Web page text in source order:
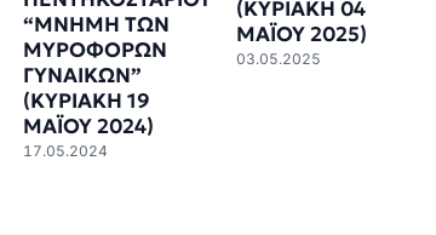
“ΜΝΗΜΗ ΤΩΝ
ΜΥΡΟΦΟΡΩΝ
ΓΥΝΑΙΚΩΝ”
(ΚΥΡΙΑΚΗ 19
ΜΑΪΟΥ 2024)
17.05.2024
(ΚΥΡΙΑΚΗ 04
ΜΑΪΟΥ 2025)
03.05.2025